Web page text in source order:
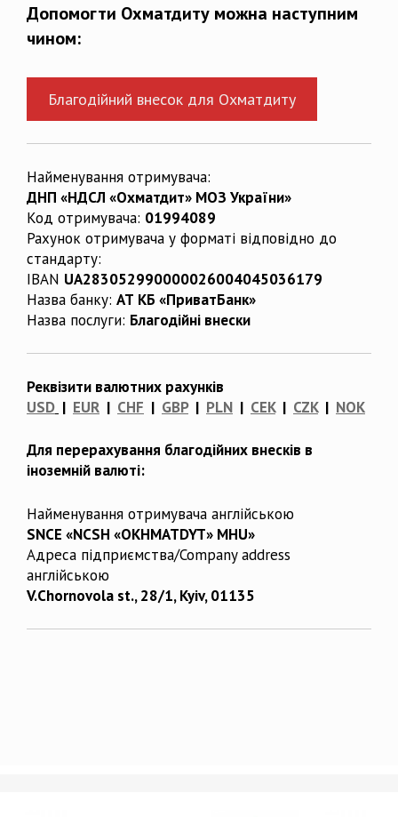
Допомогти Охматдиту можна наступним
чином:
Благодійний внесок для Охматдиту
Найменування отримувача:
ДНП «НДСЛ «Охматдит» МОЗ України»
Код отримувача: 01994089
Рахунок отримувача у форматі відповідно до
стандарту:
IBAN UA283052990000026004045036179
Назва банку: АТ КБ «ПриватБанк»
Назва послуги: Благодійні внески
Реквізити валютних рахунків
USD | EUR | CHF | GBP| PLN | CEK| CZK| NOK
Для перерахування благодійних внесків в
іноземній валюті:
Найменування отримувача англійською
SNCE «NCSH «OKHMATDYT» MHU»
Адреса підприємства/Company address
англійською
V.Chornovola st., 28/1, Kyiv, 01135